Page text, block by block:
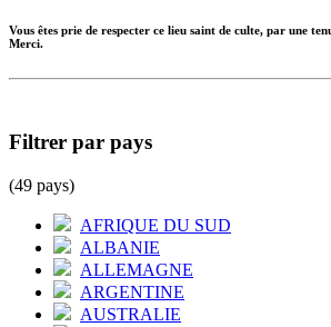
Vous êtes prie de respecter ce lieu saint de culte, par une
Merci.
Filtrer par pays
(49 pays)
AFRIQUE DU SUD
ALBANIE
ALLEMAGNE
ARGENTINE
AUSTRALIE